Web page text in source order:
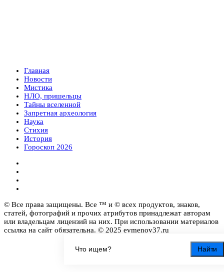
Найти
Главная
Новости
Мистика
НЛО, пришельцы
Тайны вселенной
Запретная археология
Наука
Стихия
История
Гороскоп 2026
© Все права защищены. Все ™ и © всех продуктов, знаков,
статей, фотографий и прочих атрибутов принадлежат авторам
или владельцам лицензий на них. При использовании материалов
ссылка на сайт обязательна. © 2025 evmenov37.ru